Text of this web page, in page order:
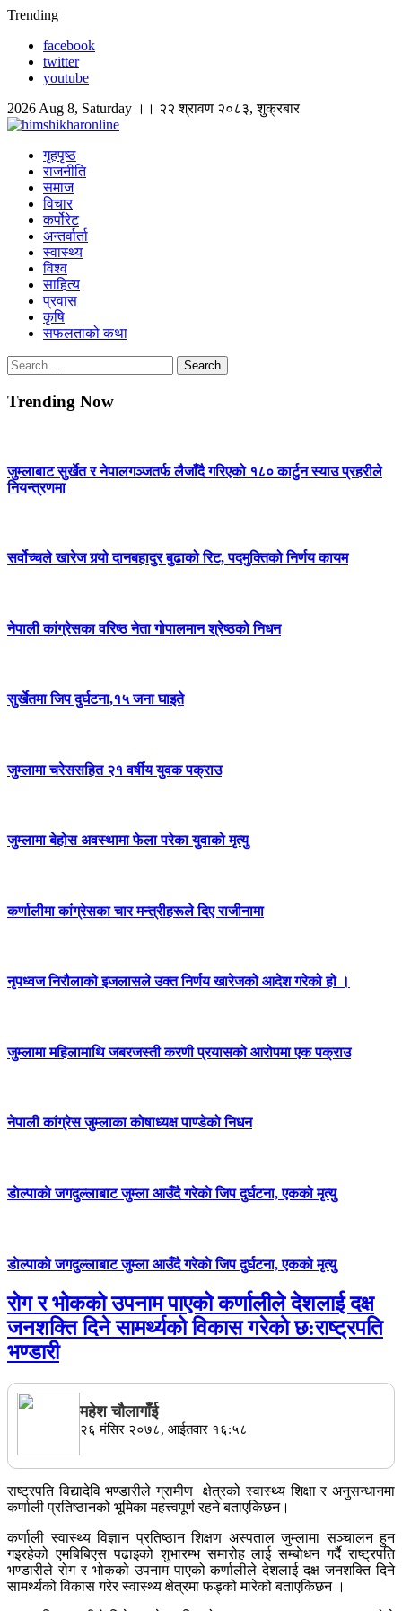
Skip
content
Trending
facebook
twitter
youtube
2026 Aug 8, Saturday ।। २२ श्रावण २०८३, शुक्रबार
Himshikhar Online
गृहपृष्ठ
राजनीति
समाज
विचार
कर्पोरेट
अन्तर्वार्ता
स्वास्थ्य
विश्व
साहित्य
प्रवास
कृषि
सफलताको कथा
Search
for:
Trending Now
जुम्लाबाट सुर्खेत र नेपालगञ्जतर्फ लैजाँदै गरिएको १८० कार्टुन स्याउ प्रहरीले
नियन्त्रणमा
सर्वोच्चले खारेज गर्‍यो दानबहादुर बुढाको रिट, पदमुक्तिको निर्णय कायम
नेपाली कांग्रेसका वरिष्ठ नेता गोपालमान श्रेष्ठको निधन
सुर्खेतमा जिप दुर्घटना,१५ जना घाइते
जुम्लामा चरेससहित २१ वर्षीय युवक पक्राउ
जुम्लामा बेहोस अवस्थामा फेला परेका युवाको मृत्यु
कर्णालीमा कांग्रेसका चार मन्त्रीहरूले दिए राजीनामा
नृपध्वज निरौलाको इजलासले उक्त निर्णय खारेजको आदेश गरेको हो ।
जुम्लामा महिलामाथि जबरजस्ती करणी प्रयासको आरोपमा एक पक्राउ
नेपाली कांग्रेस जुम्लाका कोषाध्यक्ष पाण्डेको निधन
डाेल्पाकाे जगदुल्लाबाट जुम्ला आउँदै गरेकाे जिप दुर्घटना, एकको मृत्यु
डाेल्पाकाे जगदुल्लाबाट जुम्ला आउँदै गरेकाे जिप दुर्घटना, एकको मृत्यु
रोग र भोकको उपनाम पाएको कर्णालीले देशलाई दक्ष
जनशक्ति दिने सामर्थ्यको विकास गरेकाे छ:राष्ट्रपति
भण्डारी
महेश चाैलागाँई
२६ मंसिर २०७८, आईतवार १६:५८
राष्ट्रपति विद्यादेवि भण्डारीले ग्रामीण क्षेत्रको स्वास्थ्य शिक्षा र अनुसन्धानमा
कर्णाली प्रतिष्ठानको भूमिका महत्त्वपूर्ण रहने बताएकिछन।
कर्णाली स्वास्थ्य विज्ञान प्रतिष्ठान शिक्षण अस्पताल जुम्लामा सञ्चालन हुन
गइरहेको एमबिबिएस पढाइको शुभारम्भ समारोह लाई सम्बाेधन गर्दै राष्ट्रपति
भण्डारीले रोग र भोकको उपनाम पाएको कर्णालीले देशलाई दक्ष जनशक्ति दिने
सामर्थ्यको विकास गरेर स्वास्थ्य क्षेत्रमा फड्को मारेको बताएकिछन ।